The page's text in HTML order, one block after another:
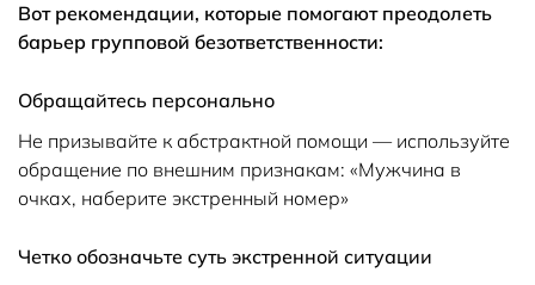
Вот рекомендации, которые помогают преодолеть
барьер групповой безответственности:
Обращайтесь персонально
Не призывайте к абстрактной помощи — используйте
обращение по внешним признакам: «Мужчина в
очках, наберите экстренный номер»
Четко обозначьте суть экстренной ситуации